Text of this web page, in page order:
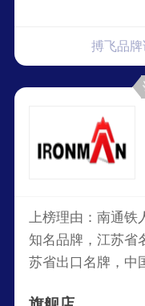
搏飞品
上榜理由：南通铁
知名品牌，江苏省
苏省出口名牌，中